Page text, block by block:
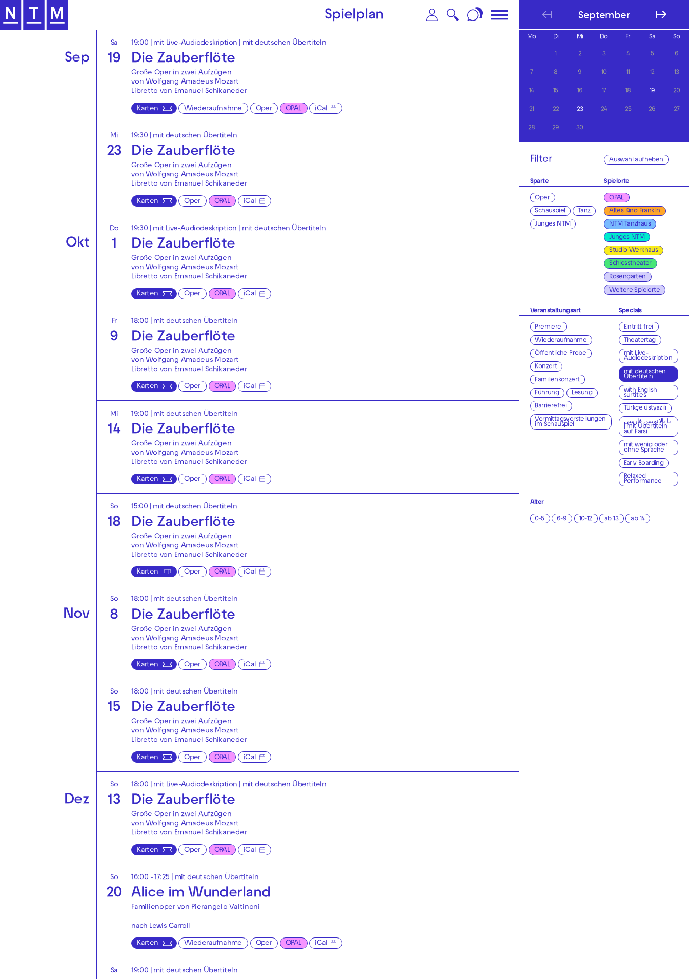
Zur Hauptnavigation springen Zum Hauptinhalt springen Zum Footer springen
Spielplan
Sep
Sa
19
19:00 mit Live-Audiodeskription mit deutschen Übertiteln
Die Zauberflöte
Große Oper in zwei Aufzügen
von Wolfgang Amadeus Mozart
Libretto von Emanuel Schikaneder
Karten Wiederaufnahme Oper OPAL iCal
Mi
23
19:30 mit deutschen Übertiteln
Die Zauberflöte
Große Oper in zwei Aufzügen
von Wolfgang Amadeus Mozart
Libretto von Emanuel Schikaneder
Karten Oper OPAL iCal
Okt
Do
1
19:30 mit Live-Audiodeskription mit deutschen Übertiteln
Die Zauberflöte
Große Oper in zwei Aufzügen
von Wolfgang Amadeus Mozart
Libretto von Emanuel Schikaneder
Karten Oper OPAL iCal
Fr
9
18:00 mit deutschen Übertiteln
Die Zauberflöte
Große Oper in zwei Aufzügen
von Wolfgang Amadeus Mozart
Libretto von Emanuel Schikaneder
Karten Oper OPAL iCal
Mi
14
19:00 mit deutschen Übertiteln
Die Zauberflöte
Große Oper in zwei Aufzügen
von Wolfgang Amadeus Mozart
Libretto von Emanuel Schikaneder
Karten Oper OPAL iCal
So
18
15:00 mit deutschen Übertiteln
Die Zauberflöte
Große Oper in zwei Aufzügen
von Wolfgang Amadeus Mozart
Libretto von Emanuel Schikaneder
Karten Oper OPAL iCal
Nov
So
8
18:00 mit deutschen Übertiteln
Die Zauberflöte
Große Oper in zwei Aufzügen
von Wolfgang Amadeus Mozart
Libretto von Emanuel Schikaneder
Karten Oper OPAL iCal
So
15
18:00 mit deutschen Übertiteln
Die Zauberflöte
Große Oper in zwei Aufzügen
von Wolfgang Amadeus Mozart
Libretto von Emanuel Schikaneder
Karten Oper OPAL iCal
Dez
So
13
18:00 mit Live-Audiodeskription mit deutschen Übertiteln
Die Zauberflöte
Große Oper in zwei Aufzügen
von Wolfgang Amadeus Mozart
Libretto von Emanuel Schikaneder
Karten Oper OPAL iCal
So
20
16:00 - 17:25 mit deutschen Übertiteln
Alice im Wunderland
Familienoper von Pierangelo Valtinoni
nach Lewis Carroll
Karten Wiederaufnahme Oper OPAL iCal
Sa 19:00 mit deutschen Übertiteln
September
Mo Di Mi Do Fr Sa So
1 2 3 4 5 6
7 8 9 10 11 12 13
14 15 16 17 18 19 20
21 22 23 24 25 26 27
28 29 30
Filter Auswahl aufheben
Sparte
Oper
Schauspiel Tanz
Junges NTM
Spielorte
OPAL
Altes Kino Franklin
NTM Tanzhaus
Junges NTM
Studio Werkhaus
Schlosstheater
Rosengarten
Weitere Spielorte
Veranstaltungsart
Premiere
Wiederaufnahme
Öffentliche Probe
Konzert
Familienkonzert
Führung Lesung
Barrierefrei
Vormittagsvorstellungen
im Schauspiel
Specials
Eintritt frei
Theatertag
mit Live-
Audiodeskription
mit deutschen
Übertiteln
with English
surtitles
Türkçe üstyazılı
با بالانویس فارسی
| mit Übertiteln
auf Farsi
mit wenig oder
ohne Sprache
Early Boarding
Relaxed
Performance
Alter
0-5 6-9 10-12 ab 13 ab 14